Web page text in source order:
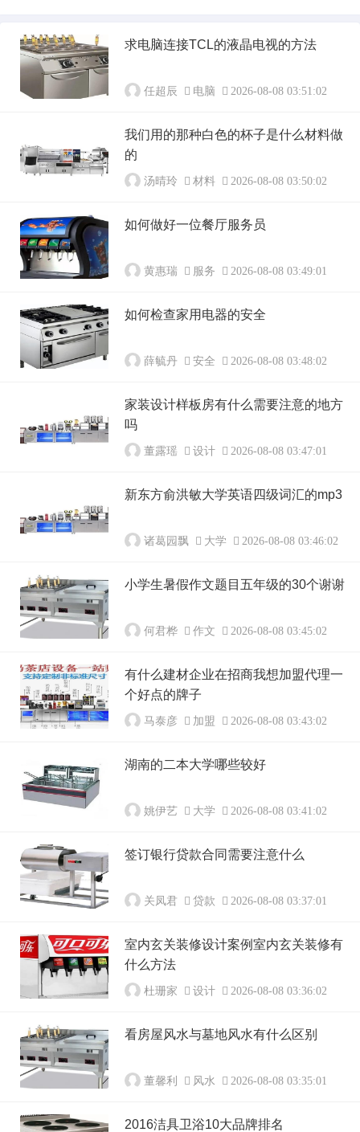
煤渣等混合物。光照管理吊兰喜半阴环境，避免
强光直射。在生长期间，应将吊兰放置在散射光
殖 ...
求电脑连接TCL的液晶电视的方法
任超辰 电脑 2026-08-08 03:51:02
我们用的那种白色的杯子是什么材料做
的
汤晴玲 材料 2026-08-08 03:50:02
如何做好一位餐厅服务员
黄惠瑞 服务 2026-08-08 03:49:01
如何检查家用电器的安全
薛毓丹 安全 2026-08-08 03:48:02
家装设计样板房有什么需要注意的地方
吗
董露瑶 设计 2026-08-08 03:47:01
新东方俞洪敏大学英语四级词汇的mp3
诸葛园飘 大学 2026-08-08 03:46:02
小学生暑假作文题目五年级的30个谢谢
何君桦 作文 2026-08-08 03:45:02
有什么建材企业在招商我想加盟代理一
个好点的牌子
马泰彦 加盟 2026-08-08 03:43:02
湖南的二本大学哪些较好
姚伊艺 大学 2026-08-08 03:41:02
签订银行贷款合同需要注意什么
关凤君 贷款 2026-08-08 03:37:01
室内玄关装修设计案例室内玄关装修有
什么方法
杜珊家 设计 2026-08-08 03:36:02
看房屋风水与墓地风水有什么区别
董馨利 风水 2026-08-08 03:35:01
2016洁具卫浴10大品牌排名